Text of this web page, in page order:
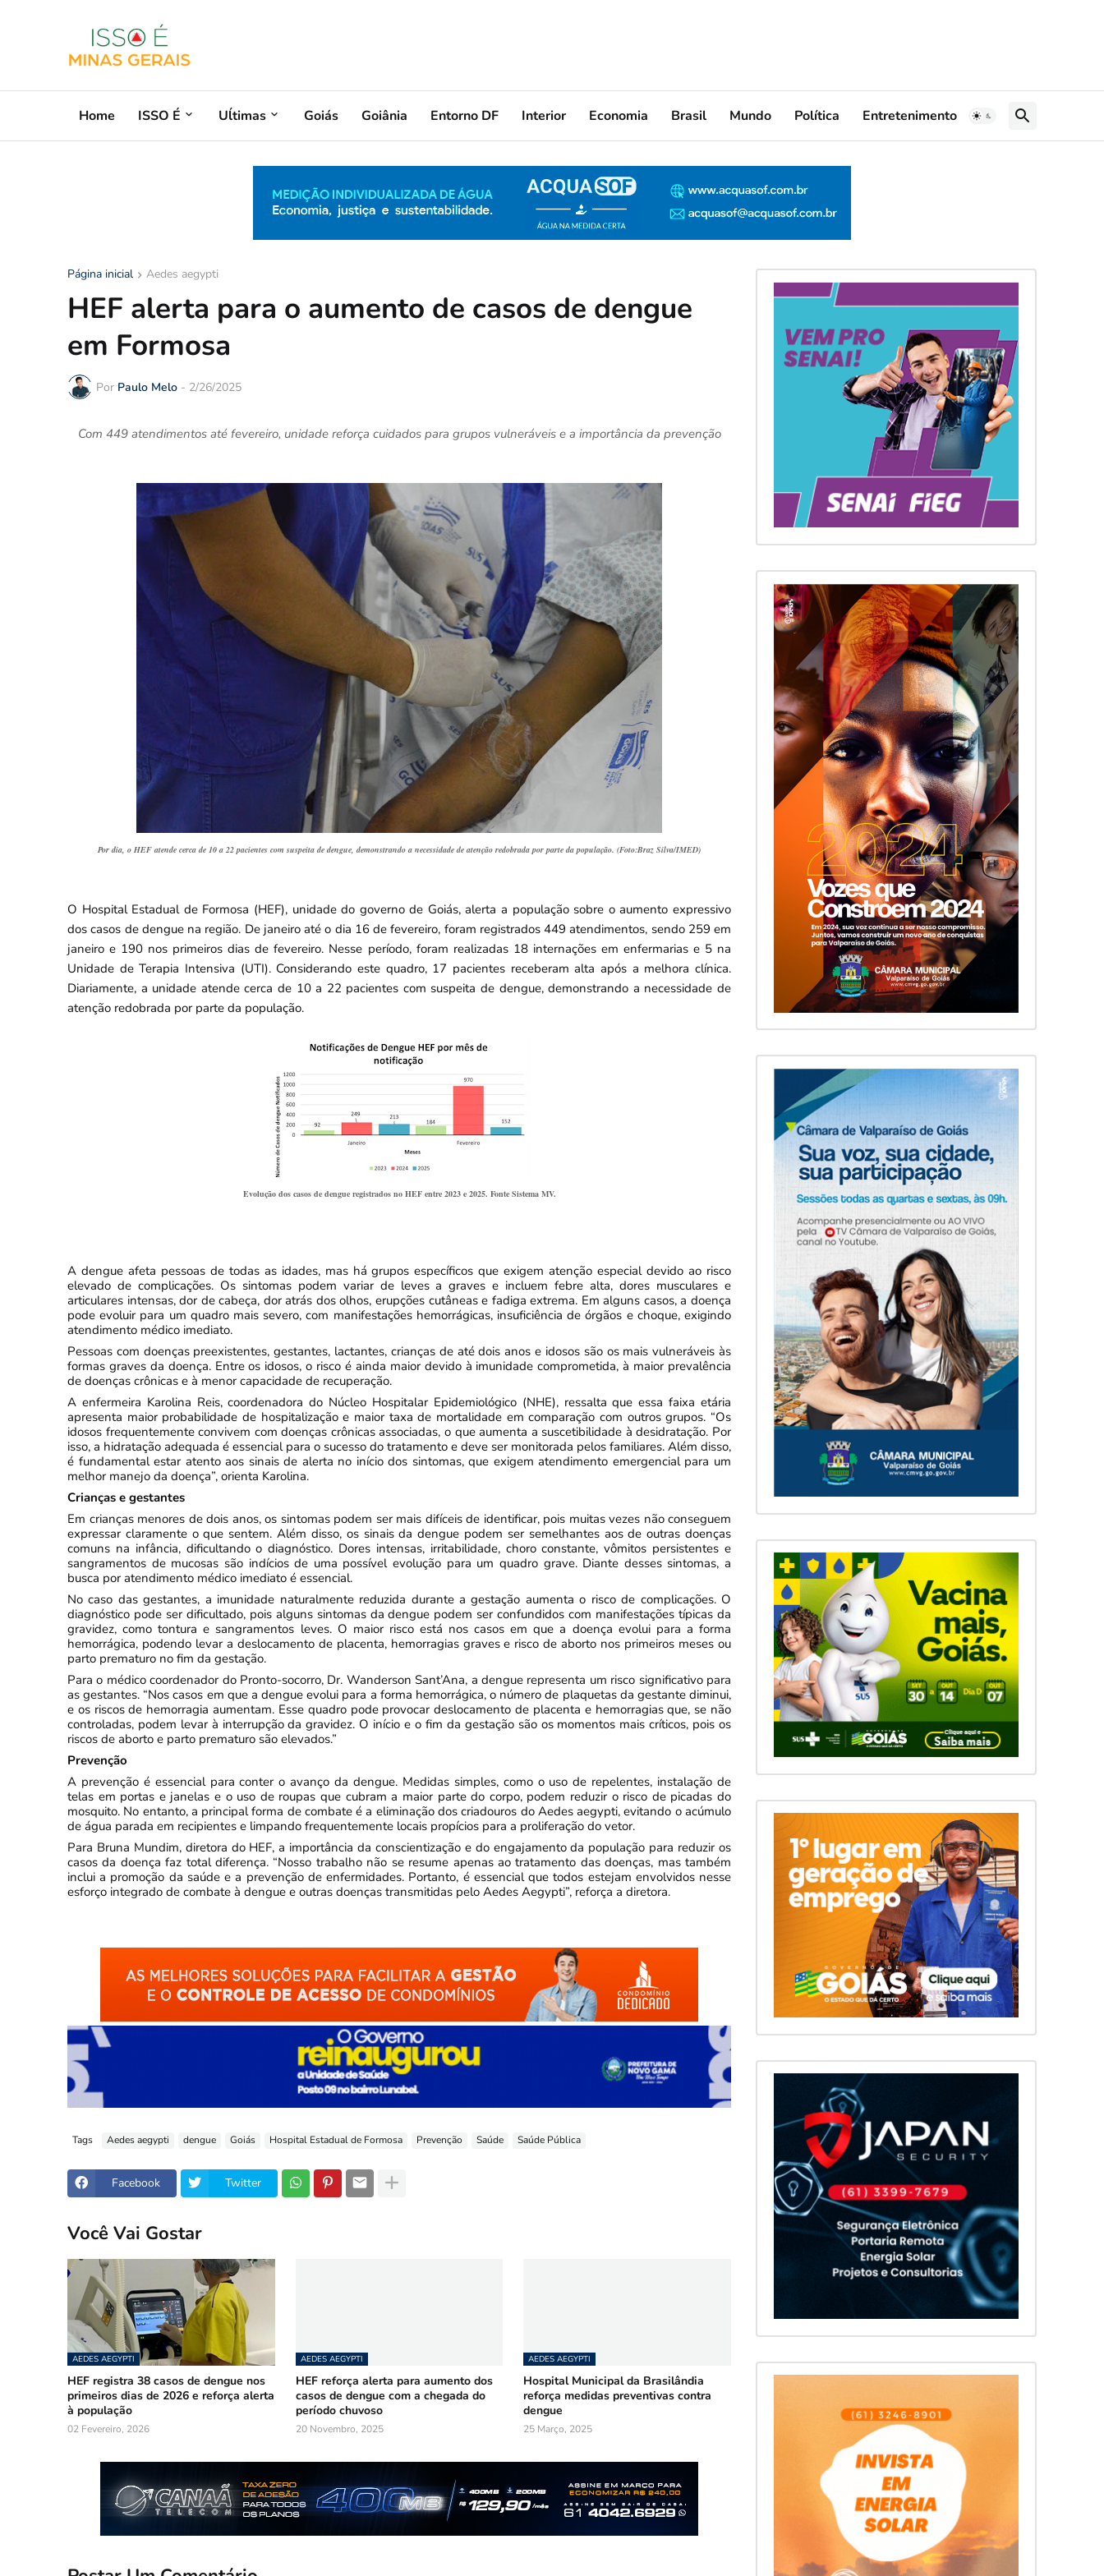
Home ISSO É Uĺtimas Goiás Goiânia Entorno DF Interior Economia Brasil Mundo Política Entretenimento
Página inicial Aedes aegypti
HEF alerta para o aumento de casos de dengue
em Formosa
Por Paulo Melo - 2/26/2025
Com 449 atendimentos até fevereiro, unidade reforça cuidados para grupos vulneráveis e a importância da prevenção
Por dia, o HEF atende cerca de 10 a 22 pacientes com suspeita de dengue, demonstrando a necessidade de atenção redobrada por parte da população. (Foto:Braz Silva/IMED)
O Hospital Estadual de Formosa (HEF), unidade do governo de Goiás, alerta a população sobre o aumento expressivo
dos casos de dengue na região. De janeiro até o dia 16 de fevereiro, foram registrados 449 atendimentos, sendo 259 em
janeiro e 190 nos primeiros dias de fevereiro. Nesse período, foram realizadas 18 internações em enfermarias e 5 na
Unidade de Terapia Intensiva (UTI). Considerando este quadro, 17 pacientes receberam alta após a melhora clínica.
Diariamente, a unidade atende cerca de 10 a 22 pacientes com suspeita de dengue, demonstrando a necessidade de
atenção redobrada por parte da população.
Evolução dos casos de dengue registrados no HEF entre 2023 e 2025. Fonte Sistema MV.
A dengue afeta pessoas de todas as idades, mas há grupos específicos que exigem atenção especial devido ao risco
elevado de complicações. Os sintomas podem variar de leves a graves e incluem febre alta, dores musculares e
articulares intensas, dor de cabeça, dor atrás dos olhos, erupções cutâneas e fadiga extrema. Em alguns casos, a doença
pode evoluir para um quadro mais severo, com manifestações hemorrágicas, insuficiência de órgãos e choque, exigindo
atendimento médico imediato.
Pessoas com doenças preexistentes, gestantes, lactantes, crianças de até dois anos e idosos são os mais vulneráveis às
formas graves da doença. Entre os idosos, o risco é ainda maior devido à imunidade comprometida, à maior prevalência
de doenças crônicas e à menor capacidade de recuperação.
A enfermeira Karolina Reis, coordenadora do Núcleo Hospitalar Epidemiológico (NHE), ressalta que essa faixa etária
apresenta maior probabilidade de hospitalização e maior taxa de mortalidade em comparação com outros grupos. “Os
idosos frequentemente convivem com doenças crônicas associadas, o que aumenta a suscetibilidade à desidratação. Por
isso, a hidratação adequada é essencial para o sucesso do tratamento e deve ser monitorada pelos familiares. Além disso,
é fundamental estar atento aos sinais de alerta no início dos sintomas, que exigem atendimento emergencial para um
melhor manejo da doença”, orienta Karolina.
Crianças e gestantes
Em crianças menores de dois anos, os sintomas podem ser mais difíceis de identificar, pois muitas vezes não conseguem
expressar claramente o que sentem. Além disso, os sinais da dengue podem ser semelhantes aos de outras doenças
comuns na infância, dificultando o diagnóstico. Dores intensas, irritabilidade, choro constante, vômitos persistentes e
sangramentos de mucosas são indícios de uma possível evolução para um quadro grave. Diante desses sintomas, a
busca por atendimento médico imediato é essencial.
No caso das gestantes, a imunidade naturalmente reduzida durante a gestação aumenta o risco de complicações. O
diagnóstico pode ser dificultado, pois alguns sintomas da dengue podem ser confundidos com manifestações típicas da
gravidez, como tontura e sangramentos leves. O maior risco está nos casos em que a doença evolui para a forma
hemorrágica, podendo levar a deslocamento de placenta, hemorragias graves e risco de aborto nos primeiros meses ou
parto prematuro no fim da gestação.
Para o médico coordenador do Pronto-socorro, Dr. Wanderson Sant’Ana, a dengue representa um risco significativo para
as gestantes. “Nos casos em que a dengue evolui para a forma hemorrágica, o número de plaquetas da gestante diminui,
e os riscos de hemorragia aumentam. Esse quadro pode provocar deslocamento de placenta e hemorragias que, se não
controladas, podem levar à interrupção da gravidez. O início e o fim da gestação são os momentos mais críticos, pois os
riscos de aborto e parto prematuro são elevados.”
Prevenção
A prevenção é essencial para conter o avanço da dengue. Medidas simples, como o uso de repelentes, instalação de
telas em portas e janelas e o uso de roupas que cubram a maior parte do corpo, podem reduzir o risco de picadas do
mosquito. No entanto, a principal forma de combate é a eliminação dos criadouros do Aedes aegypti, evitando o acúmulo
de água parada em recipientes e limpando frequentemente locais propícios para a proliferação do vetor.
Para Bruna Mundim, diretora do HEF, a importância da conscientização e do engajamento da população para reduzir os
casos da doença faz total diferença. “Nosso trabalho não se resume apenas ao tratamento das doenças, mas também
inclui a promoção da saúde e a prevenção de enfermidades. Portanto, é essencial que todos estejam envolvidos nesse
esforço integrado de combate à dengue e outras doenças transmitidas pelo Aedes Aegypti”, reforça a diretora.
Tags Aedes aegypti dengue Goiás Hospital Estadual de Formosa Prevenção Saúde Saúde Pública
Facebook Twitter
Você Vai Gostar
AEDES AEGYPTI
HEF registra 38 casos de dengue nos
primeiros dias de 2026 e reforça alerta
à população
02 Fevereiro, 2026
AEDES AEGYPTI
HEF reforça alerta para aumento dos
casos de dengue com a chegada do
período chuvoso
20 Novembro, 2025
AEDES AEGYPTI
Hospital Municipal da Brasilândia
reforça medidas preventivas contra
dengue
25 Março, 2025